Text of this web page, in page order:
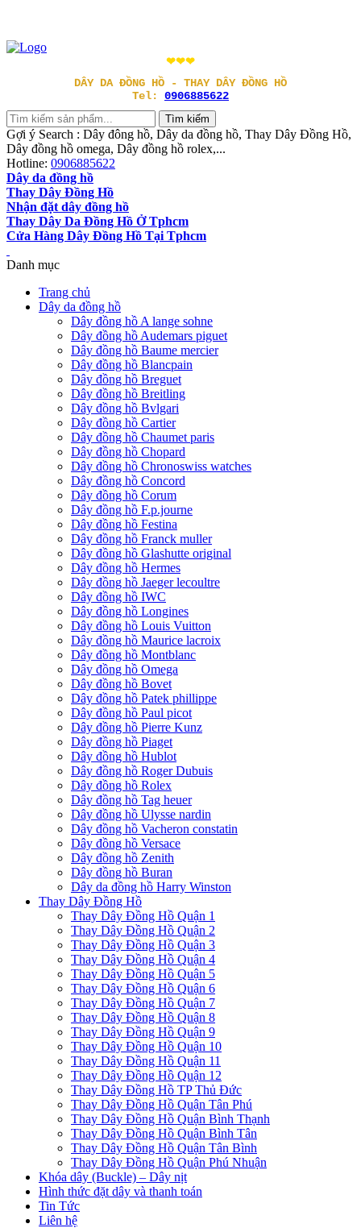
❤❤❤
DÂY DA ĐỒNG HỒ - THAY DÂY ĐỒNG HỒ
Tel: 0906885622
Gợi ý Search : Dây đông hồ, Dây da đồng hồ, Thay Dây Đồng Hồ,
Dây đồng hồ omega, Dây đồng hồ rolex,...
Hotline: 0906885622
Dây da đồng hồ
Thay Dây Đồng Hồ
Nhận đặt dây đồng hồ
Thay Dây Da Đồng Hồ Ở Tphcm
Cửa Hàng Dây Đồng Hồ Tại Tphcm
Danh mục
Trang chủ
Dây da đồng hồ
Dây đồng hồ A lange sohne
Dây đồng hồ Audemars piguet
Dây đồng hồ Baume mercier
Dây đồng hồ Blancpain
Dây đồng hồ Breguet
Dây đồng hồ Breitling
Dây đồng hồ Bvlgari
Dây đồng hồ Cartier
Dây đồng hồ Chaumet paris
Dây đồng hồ Chopard
Dây đồng hồ Chronoswiss watches
Dây đồng hồ Concord
Dây đồng hồ Corum
Dây đồng hồ F.p.journe
Dây đồng hồ Festina
Dây đồng hồ Franck muller
Dây đồng hồ Glashutte original
Dây đồng hồ Hermes
Dây đồng hồ Jaeger lecoultre
Dây đồng hồ IWC
Dây đồng hồ Longines
Dây đồng hồ Louis Vuitton
Dây đồng hồ Maurice lacroix
Dây đồng hồ Montblanc
Dây đồng hồ Omega
Dây đồng hồ Bovet
Dây đồng hồ Patek phillippe
Dây đồng hồ Paul picot
Dây đồng hồ Pierre Kunz
Dây đồng hồ Piaget
Dây đồng hồ Hublot
Dây đồng hồ Roger Dubuis
Dây đồng hồ Rolex
Dây đồng hồ Tag heuer
Dây đồng hồ Ulysse nardin
Dây đồng hồ Vacheron constatin
Dây đồng hồ Versace
Dây đồng hồ Zenith
Dây đồng hồ Buran
Dây da đồng hồ Harry Winston
Thay Dây Đồng Hồ
Thay Dây Đồng Hồ Quận 1
Thay Dây Đồng Hồ Quận 2
Thay Dây Đồng Hồ Quận 3
Thay Dây Đồng Hồ Quận 4
Thay Dây Đồng Hồ Quận 5
Thay Dây Đồng Hồ Quận 6
Thay Dây Đồng Hồ Quận 7
Thay Dây Đồng Hồ Quận 8
Thay Dây Đồng Hồ Quận 9
Thay Dây Đồng Hồ Quận 10
Thay Dây Đồng Hồ Quận 11
Thay Dây Đồng Hồ Quận 12
Thay Dây Đồng Hồ TP Thủ Đức
Thay Dây Đồng Hồ Quận Tân Phú
Thay Dây Đồng Hồ Quận Bình Thạnh
Thay Dây Đồng Hồ Quận Bình Tân
Thay Dây Đồng Hồ Quận Tân Bình
Thay Dây Đồng Hồ Quận Phú Nhuận
Khóa dây (Buckle) – Dây nịt
Hình thức đặt dây và thanh toán
Tin Tức
Liên hệ